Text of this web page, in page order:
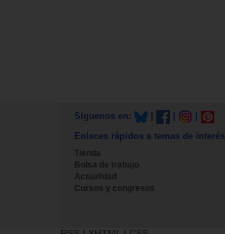
Síguenos en:
Enlaces rápidos a temas de interés
Tienda
Bolsa de trabajo
Actualidad
Cursos y congresos